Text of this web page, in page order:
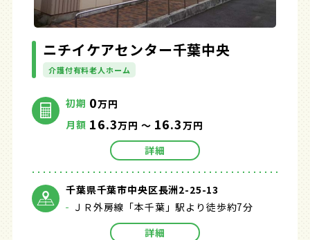
ニチイケアセンター千葉中央
介護付有料老人ホーム
初期 0万円
月額 16.3万円 ～ 16.3万円
詳細
千葉県千葉市中央区長洲2-25-13
ＪＲ外房線「本千葉」駅より徒歩約7分
詳細